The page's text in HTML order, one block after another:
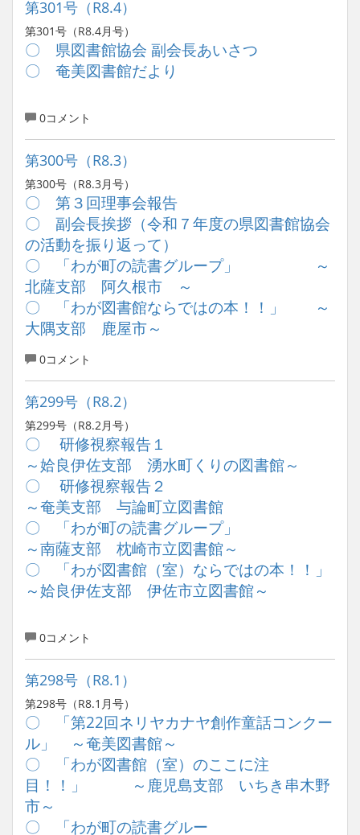
第301号（R8.4）
第301号（R8.4月号）
〇 県図書館協会 副会長あいさつ
〇 奄美図書館だより
0コメント
第300号（R8.3）
第300号（R8.3月号）
〇 第３回理事会報告
〇 副会長挨拶 （令和７年度の県図書館協会
の活動を振り返って）
〇 「わが町の読書グループ」 ～
北薩支部 阿久根市 ～
〇 「わが図書館ならではの本！！」 ～
大隅支部 鹿屋市～
0コメント
第299号（R8.2）
第299号（R8.2月号）
〇 研修視察報告１
～姶良伊佐支部 湧水町くりの図書館～
〇 研修視察報告２
～奄美支部 与論町立図書館
〇 「わが町の読書グループ」
～南薩支部 枕崎市立図書館～
〇 「わが図書館（室）ならではの本！！」
～姶良伊佐支部 伊佐市立図書館～
0コメント
第298号（R8.1）
第298号（R8.1月号）
〇 「第22回ネリヤカナヤ創作童話コンクー
ル」 ～奄美図書館～
〇 「わが図書館（室）のここに注
目！！」 ～鹿児島支部 いちき串木野
市～
〇 「わが町の読書グルー